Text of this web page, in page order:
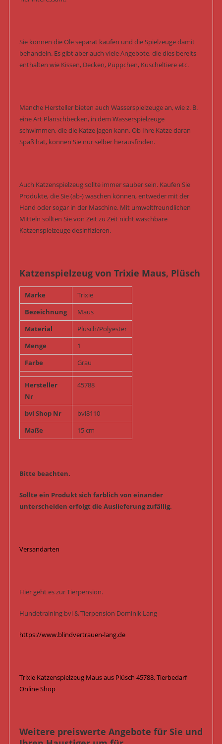
Sie können die Öle separat kaufen und die Spielzeuge damit
behandeln. Es gibt aber auch viele Angebote, die dies bereits
enthalten wie Kissen, Decken, Püppchen, Kuscheltiere etc.
Manche Hersteller bieten auch Wasserspielzeuge an, wie z. B.
eine Art Planschbecken, in dem Wasserspielzeuge
schwimmen, die die Katze jagen kann. Ob Ihre Katze daran
Spaß hat, können Sie nur selber herausfinden.
Auch Katzenspielzeug sollte immer sauber sein. Kaufen Sie
Produkte, die Sie (ab-) waschen können, entweder mit der
Hand oder sogar in der Maschine. Mit umweltfreundlichen
Mitteln sollten Sie von Zeit zu Zeit nicht waschbare
Katzenspielzeuge desinfizieren.
Katzenspielzeug von Trixie Maus, Plüsch
Marke
Trixie
Bezeichnung
Maus
Material
Plüsch/Polyester
Menge
1
Farbe
Grau
Hersteller
Nr
45788
bvl Shop Nr
bvl8110
Maße
15 cm
Bitte beachten.
Sollte ein Produkt sich farblich von einander
unterscheiden erfolgt die Auslieferung zufällig.
Versandarten
Hier geht es zur Tierpension.
Hundetraining bvl & Tierpension Dominik Lang
https://www.blindvertrauen-lang.de
Trixie Katzenspielzeug Maus aus Plüsch 45788, Tierbedarf
Online Shop
Weitere preiswerte Angebote für Sie und